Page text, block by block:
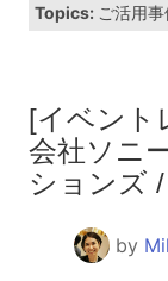
Topics: ご活用事
[イベント
会社ソニ
ションズ
by